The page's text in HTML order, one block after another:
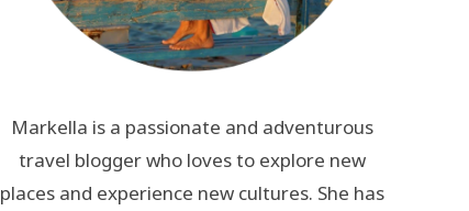
Markella is a passionate and adventurous
travel blogger who loves to explore new
places and experience new cultures. She has